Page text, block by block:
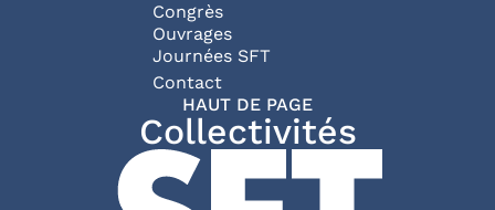
Congrès
Ouvrages
Journées SFT
Pied de page
Contact
HAUT DE PAGE
Collectivités